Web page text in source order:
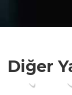
Diğer